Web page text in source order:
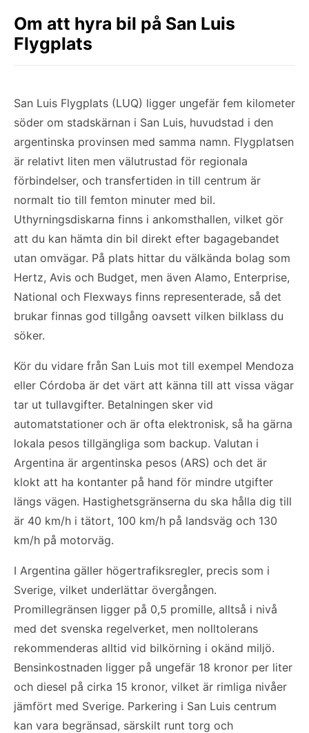
Om att hyra bil på San Luis
Flygplats
San Luis Flygplats (LUQ) ligger ungefär fem kilometer
söder om stadskärnan i San Luis, huvudstad i den
argentinska provinsen med samma namn. Flygplatsen
är relativt liten men välutrustad för regionala
förbindelser, och transfertiden in till centrum är
normalt tio till femton minuter med bil.
Uthyrningsdiskarna finns i ankomsthallen, vilket gör
att du kan hämta din bil direkt efter bagagebandet
utan omvägar. På plats hittar du välkända bolag som
Hertz, Avis och Budget, men även Alamo, Enterprise,
National och Flexways finns representerade, så det
brukar finnas god tillgång oavsett vilken bilklass du
söker.
Kör du vidare från San Luis mot till exempel Mendoza
eller Córdoba är det värt att känna till att vissa vägar
tar ut tullavgifter. Betalningen sker vid
automatstationer och är ofta elektronisk, så ha gärna
lokala pesos tillgängliga som backup. Valutan i
Argentina är argentinska pesos (ARS) och det är
klokt att ha kontanter på hand för mindre utgifter
längs vägen. Hastighetsgränserna du ska hålla dig till
är 40 km/h i tätort, 100 km/h på landsväg och 130
km/h på motorväg.
I Argentina gäller högertrafiksregler, precis som i
Sverige, vilket underlättar övergången.
Promillegränsen ligger på 0,5 promille, alltså i nivå
med det svenska regelverket, men nolltolerans
rekommenderas alltid vid bilkörning i okänd miljö.
Bensinkostnaden ligger på ungefär 18 kronor per liter
och diesel på cirka 15 kronor, vilket är rimliga nivåer
jämfört med Sverige. Parkering i San Luis centrum
kan vara begränsad, särskilt runt torg och